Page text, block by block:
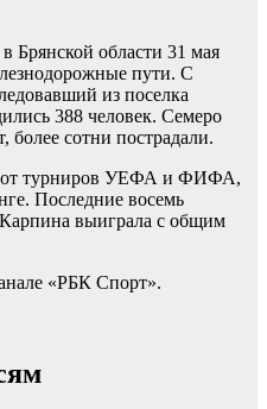
Брянской области 31 мая
пути. С
из поселка
388 человек. Семеро
сотни пострадали.
от турниров УЕФА и ФИФА,
Последние восемь
выиграла с общим
«РБК Спорт».